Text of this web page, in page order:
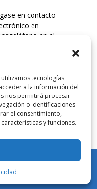
tecnologías
a la información del
nos permitirá procesar
o identificaciones
el consentimiento,
y funciones.
en contacto
en
teléfono en el
firmemente
mascarilla
boca. Presione el
el flujo. Inspire
contienen
de
60